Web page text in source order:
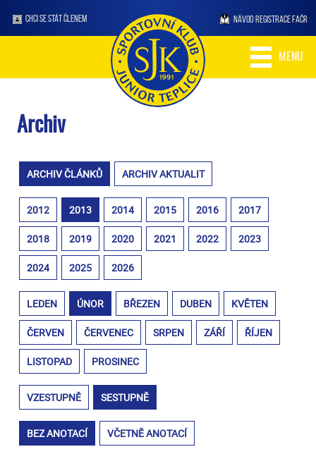
CHCI SE STÁT ČLENEM NÁVOD REGISTRACE FAČR
MENU
Archiv
ARCHIV ČLÁNKŮ ARCHIV AKTUALIT
2012 2013 2014 2015 2016 2017
2018 2019 2020 2021 2022 2023
2024 2025 2026
LEDEN ÚNOR BŘEZEN DUBEN KVĚTEN
ČERVEN ČERVENEC SRPEN ZÁŘÍ ŘÍJEN
LISTOPAD PROSINEC
VZESTUPNĚ SESTUPNĚ
BEZ ANOTACÍ VČETNĚ ANOTACÍ